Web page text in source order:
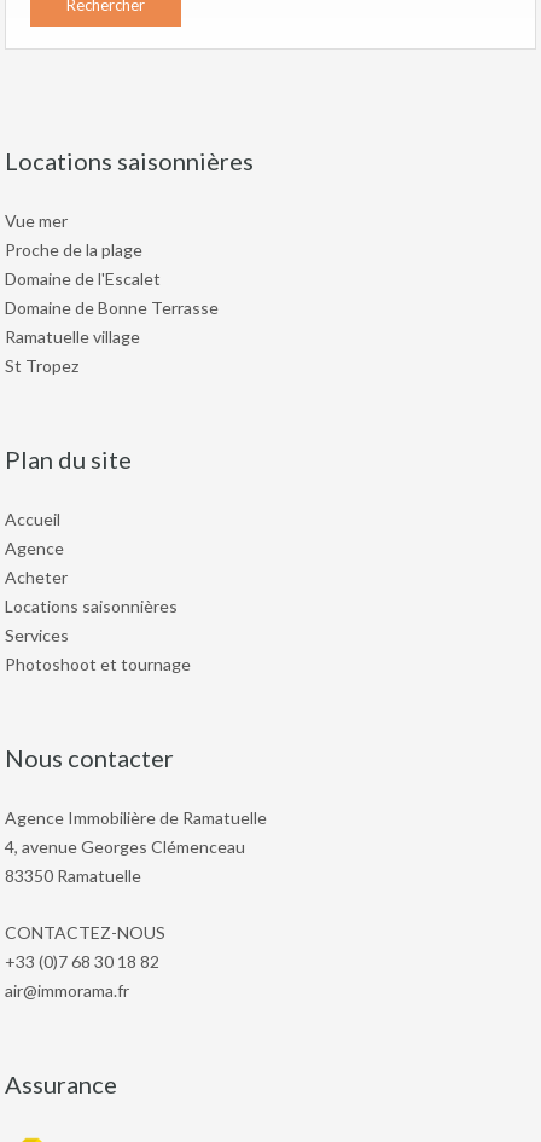
Locations saisonnières
Vue mer
Proche de la plage
Domaine de l'Escalet
Domaine de Bonne Terrasse
Ramatuelle village
St Tropez
Plan du site
Accueil
Agence
Acheter
Locations saisonnières
Services
Photoshoot et tournage
Nous contacter
Agence Immobilière de Ramatuelle
4, avenue Georges Clémenceau
83350 Ramatuelle
CONTACTEZ-NOUS
+33 (0)7 68 30 18 82
air@immorama.fr
Assurance